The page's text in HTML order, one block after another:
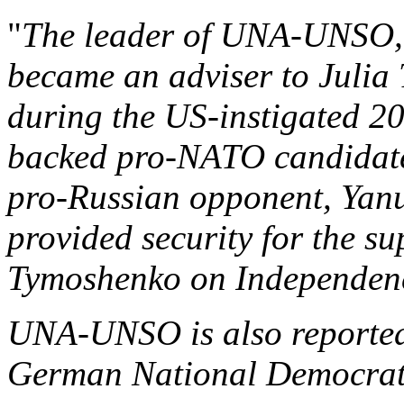
"The leader of UNA-
became an adviser to Julia
during the US-instigated
backed pro-NATO
pro-Russian opponent,
provided security for the
Tymoshenko on
UNA-UNSO is also
German National